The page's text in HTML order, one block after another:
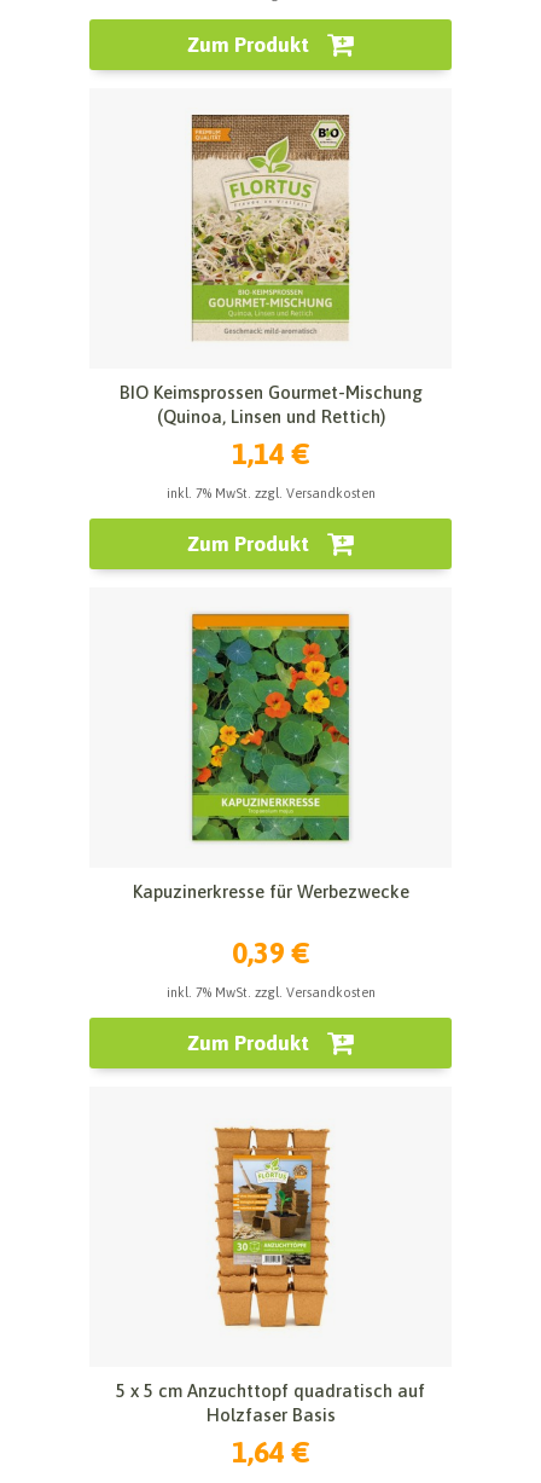
Zum Produkt
BIO Keimsprossen Gourmet-Mischung
(Quinoa, Linsen und Rettich)
1,14 €
inkl. 7% MwSt. zzgl. Versandkosten
Zum Produkt
Kapuzinerkresse für Werbezwecke
0,39 €
inkl. 7% MwSt. zzgl. Versandkosten
Zum Produkt
5 x 5 cm Anzuchttopf quadratisch auf
Holzfaser Basis
1,64 €